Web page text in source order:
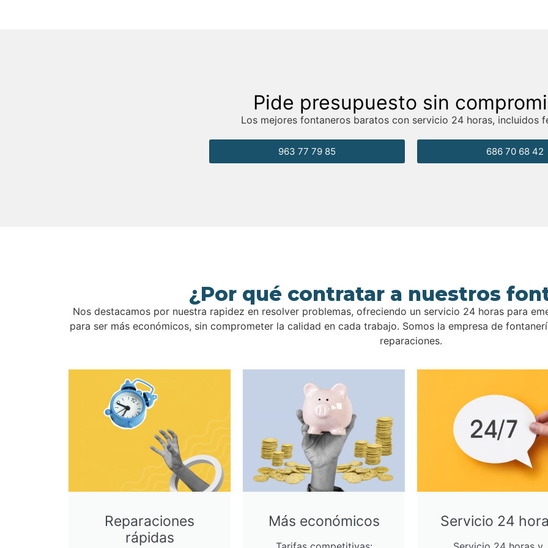
Pide presupuesto sin
Los mejores fontaneros baratos con servicio 24 horas, incluidos
686 70 68 42
963 77 79 85
¿Por qué contratar a nuestros
Nos destacamos por nuestra rapidez en resolver problemas, ofreciendo un servicio 24 horas para
para ser más económicos, sin comprometer la calidad en cada trabajo. Somos la empresa de
reparaciones.
Reparaciones
rápidas
Más económicos Servicio 24